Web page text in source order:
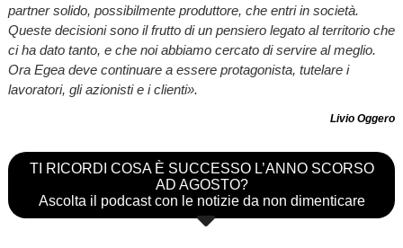
partner solido, possibilmente produttore, che entri in società.
Queste decisioni sono il frutto di un pensiero legato al territorio che
ci ha dato tanto, e che noi abbiamo cercato di servire al meglio.
Ora Egea deve continuare a essere protagonista, tutelare i
lavoratori, gli azionisti e i clienti».
Livio Oggero
TI RICORDI COSA È SUCCESSO L’ANNO SCORSO
AD AGOSTO?
Ascolta il podcast con le notizie da non dimenticare